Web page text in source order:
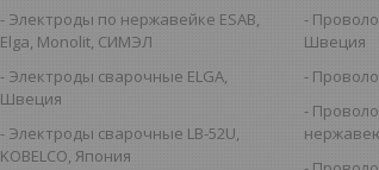
Электроды по нержавейке ESAB,
Elga, Monolit, СИМЭЛ
Электроды сварочные ELGA,
Швеция
Электроды сварочные LB-52U,
KOBELCO, Япония
Швеция